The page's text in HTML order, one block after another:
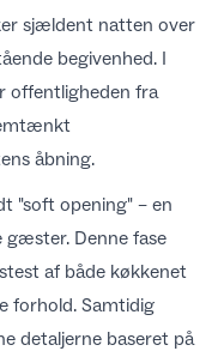
sjældent natten over
begivenhed. I
offentligheden fra
åbning.
"soft opening" – en
Denne fase
af både køkkenet
forhold. Samtidig
detaljerne baseret på